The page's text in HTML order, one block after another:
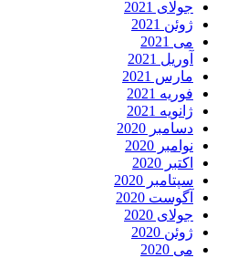
جولای 2021
ژوئن 2021
می 2021
آوریل 2021
مارس 2021
فوریه 2021
ژانویه 2021
دسامبر 2020
نوامبر 2020
اکتبر 2020
سپتامبر 2020
آگوست 2020
جولای 2020
ژوئن 2020
می 2020